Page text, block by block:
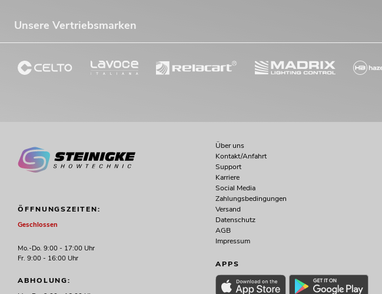
Unsere Vertriebsmarken
ÖFFNUNGSZEITEN:
Geschlossen
Mo.-Do. 9:00 - 17:00 Uhr
Fr. 9:00 - 16:00 Uhr
ABHOLUNG:
Über uns
Kontakt/Anfahrt
Support
Karriere
Social Media
Zahlungsbedingungen
Versand
Datenschutz
AGB
Impressum
APPS